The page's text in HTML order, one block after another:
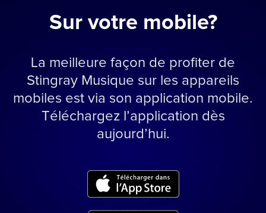
Sur votre mobile?
La meilleure façon de profiter de
Stingray Musique sur les appareils
mobiles est via son application mobile.
Téléchargez l’application dès
aujourd’hui.